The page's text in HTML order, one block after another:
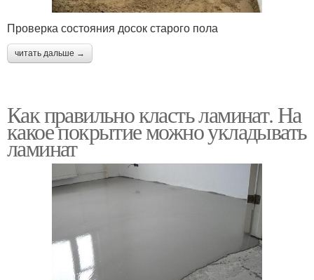
Проверка состояния досок старого пола
читать дальше →
Как правильно класть ламинат. На
какое покрытие можно укладывать
ламинат